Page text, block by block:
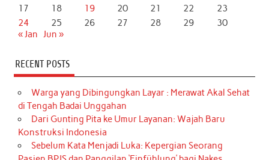
17
18 19 20 21 22
23
24
25 26 27 28 29
30
« Jan Jun »
RECENT POSTS
Warga yang Dibingungkan Layar : Merawat Akal Sehat
di Tengah Badai Unggahan
Dari Gunting Pita ke Umur Layanan: Wajah Baru
Konstruksi Indonesia
Sebelum Kata Menjadi Luka: Kepergian Seorang